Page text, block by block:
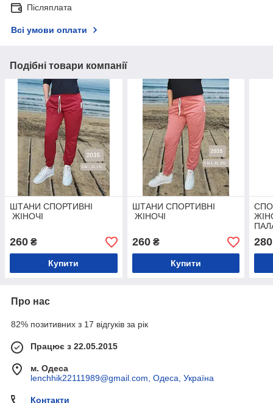
Післяплата
Всі умови оплати
Подібні товари компанії
ШТАНИ СПОРТИВНІ
ЖІНОЧІ
260 ₴
Купити
ШТАНИ СПОРТИВНІ
ЖІНОЧІ
260₴
Купити
280
Про нас
82% позитивних з 17 відгуків за рік
Працює з 22.05.2015
м. Одеса
lenchhik22111989@gmail.com, Одеса, Україна
Контакти